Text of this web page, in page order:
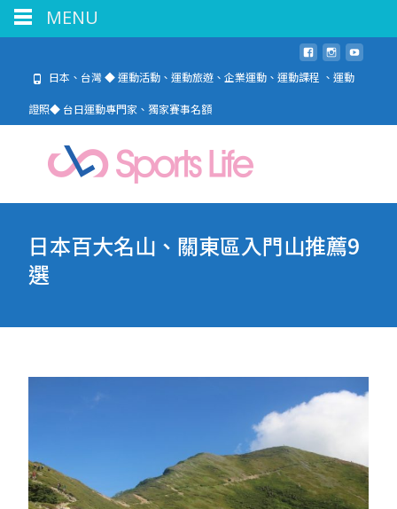
日本、台灣 ◆ 運動活動、運動旅遊、企業運動、運動課程 、運動
證照◆ 台日運動專門家、獨家賽事名額
日本百大名山、關東區入門山推薦9
選
MENU